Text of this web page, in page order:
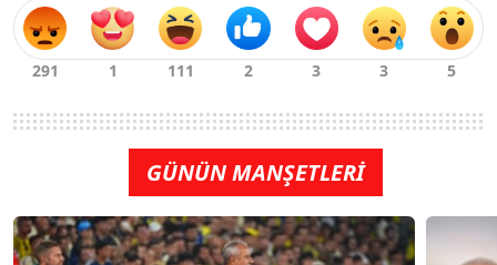
GÜNÜN MANŞETLERİ